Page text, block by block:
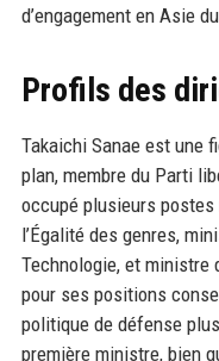
d’engagement en Asie
Profils des
Takaichi Sanae est une
plan, membre du Parti
occupé plusieurs
l’Égalité des genres,
Technologie, et ministre
pour ses positions
politique de défense
première ministre, bien